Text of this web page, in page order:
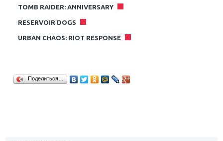
TOMB RAIDER: ANNIVERSARY
RESERVOIR DOGS
URBAN CHAOS: RIOT RESPONSE
Поделиться…